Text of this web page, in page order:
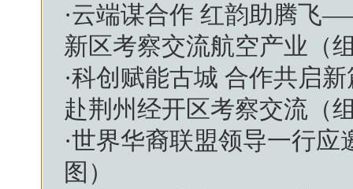
·云端谋合作 红韵助腾飞
新区考察交流航空产业（
·科创赋能古城 合作共启
赴荆州经开区考察交流（
·世界华裔联盟领导一行应
图）